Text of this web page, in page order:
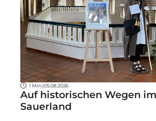
1 Min. |05.08.2026
Auf historischen Wegen im
Sauerland